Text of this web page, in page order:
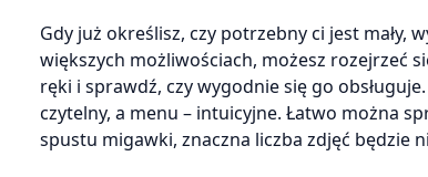
Gdy już określisz, czy potrzebny ci jest
większych możliwościach, możesz rozejrzeć
ręki i sprawdź, czy wygodnie się go
czytelny, a menu – intuicyjne. Łatwo można
spustu migawki, znaczna liczba zdjęć będzie